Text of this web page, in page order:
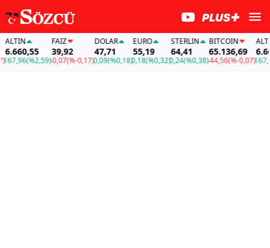
(%2,59)
FAİZ
39,92
-0,07(%-0,17)
DOLAR
47,71
0,09(%0,18)
EURO
55,19
0,18(%0,32)
STERLIN
64,41
0,24(%0,38)
BITCOIN
65.136,69
-44,56(%-0,07)
ALTIN
167,96